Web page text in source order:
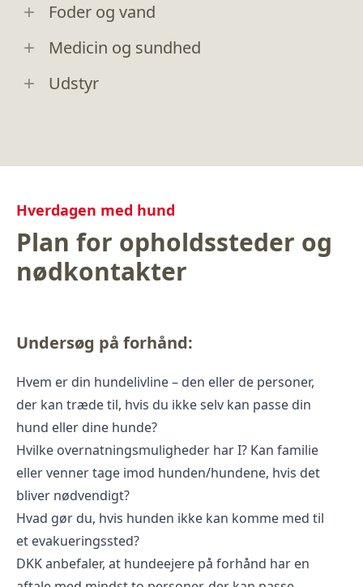
Foder og vand
Medicin og sundhed
Udstyr
Hverdagen med hund
Plan for opholdssteder og
nødkontakter
Undersøg på forhånd:
Hvem er din hundelivline – den eller de personer,
der kan træde til, hvis du ikke selv kan passe din
hund eller dine hunde?
Hvilke overnatningsmuligheder har I? Kan familie
eller venner tage imod hunden/hundene, hvis det
bliver nødvendigt?
Hvad gør du, hvis hunden ikke kan komme med til
et evakueringssted?
DKK anbefaler, at hundeejere på forhånd har en